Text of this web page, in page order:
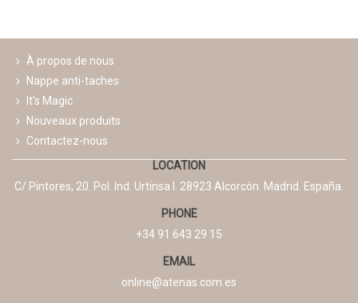
À propos de nous
Nappe anti-taches
It's Magic
Nouveaux produits
Contactez-nous
LOCATION
C/ Pintores, 20. Pol. Ind. Urtinsa I. 28923 Alcorcón. Madrid. España.
PHONE
+34 91 643 29 15
EMAIL
online@atenas.com.es